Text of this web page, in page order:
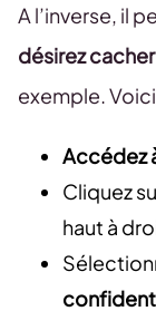
A l’inverse, il
désirez
exemple.
Accédez
Cliquez
haut à